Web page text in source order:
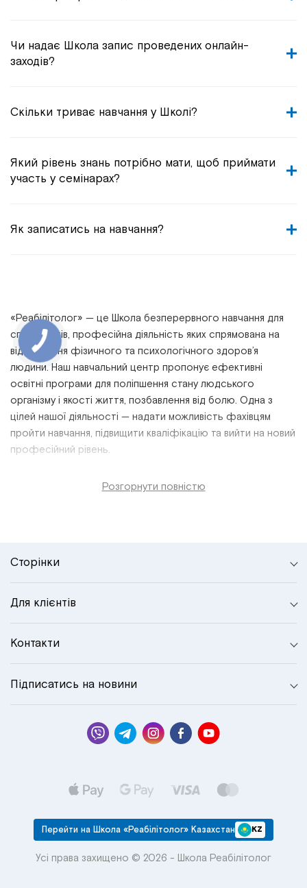
Чи надає Школа запис проведених онлайн-
заходів?
Скільки триває навчання у Школі?
Який рівень знань потрібно мати, щоб приймати
участь у семінарах?
Як записатись на навчання?
«Реабілітолог» — це Школа безперервного навчання для
спеціалістів, професійна діяльність яких спрямована на
відновлення фізичного та психологічного здоров’я
людини. Наш навчальний центр пропонує ефективні
освітні програми для поліпшення стану людського
організму і якості життя, позбавлення від болю. Одна з
цілей нашої діяльності — надати можливість фахівцям
пройти навчання, підвищити кваліфікацію та вийти на новий
професійний рівень.
Розгорнути повністю
Сторінки
Для клієнтів
Контакти
Підписатись на новини
Перейти на Школа «Реабілітолог» Казахстан KZ
Усі права захищено © 2026 - Школа Реабілітолог